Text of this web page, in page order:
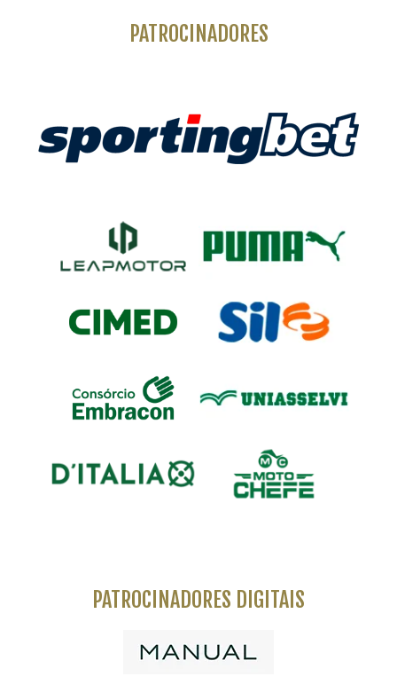
PATROCINADORES
PATROCINADORES DIGITAIS